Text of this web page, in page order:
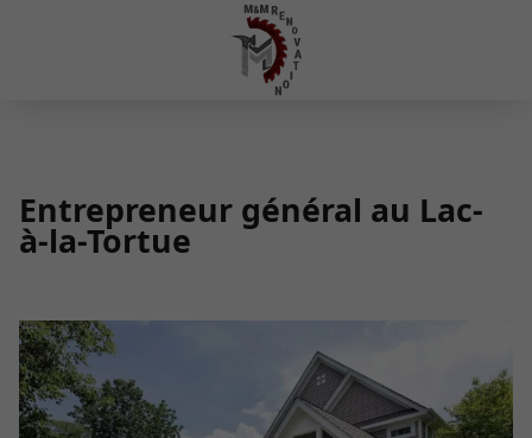
Entrepreneur général au Lac-
à-la-Tortue